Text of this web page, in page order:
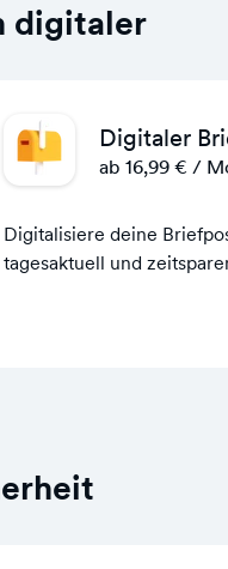
digitaler
Digitaler
ab 16,99 € /
Digitalisiere deine
tagesaktuell und